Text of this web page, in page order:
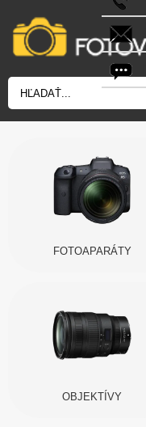
FOTOAPARÁTY
OBJEKTÍVY